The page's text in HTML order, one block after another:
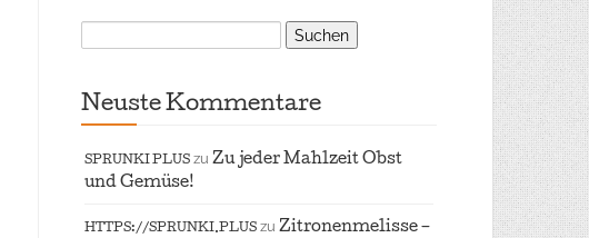
Suchen
nach:
Neuste Kommentare
SPRUNKI PLUS zu Zu jeder Mahlzeit Obst
und Gemüse!
HTTPS://SPRUNKI.PLUS zu Zitronenmelisse –